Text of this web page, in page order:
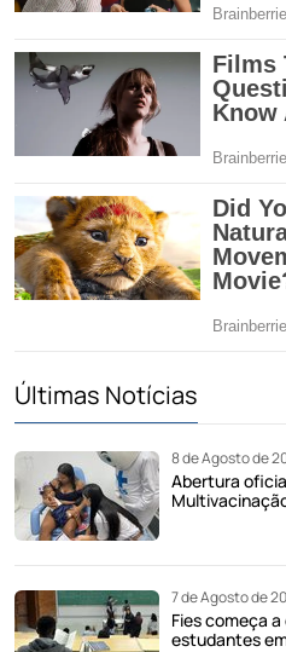
Últimas Notícias
8 de Agosto de
Abertura
7 de Agosto de
Fies começa
estudantes